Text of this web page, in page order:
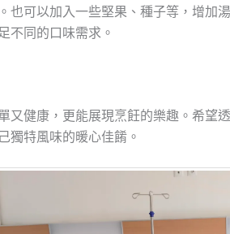
也可以加入一些堅果、種子等，增加
不同的口味需求。
又健康，更能展現烹飪的樂趣。希望
獨特風味的暖心佳餚。